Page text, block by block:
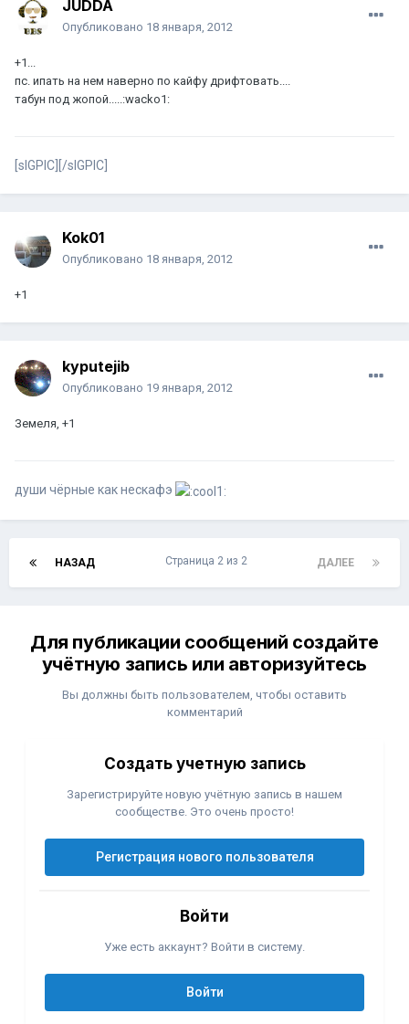
JUDDA
Опубликовано 18 января, 2012
+1...
пс. ипать на нем наверно по кайфу дрифтовать....
табун под жопой.....:wacko1:
[sIGPIC][/sIGPIC]
Kok01
Опубликовано 18 января, 2012
+1
kyputejib
Опубликовано 19 января, 2012
Земеля, +1
души чёрные как нескафэ
НАЗАД ДАЛЕЕ
Страница 2 из 2
Для публикации сообщений создайте
учётную запись или авторизуйтесь
Вы должны быть пользователем, чтобы оставить
комментарий
Создать учетную запись
Зарегистрируйте новую учётную запись в нашем
сообществе. Это очень просто!
Регистрация нового пользователя
Войти
Уже есть аккаунт? Войти в систему.
Войти